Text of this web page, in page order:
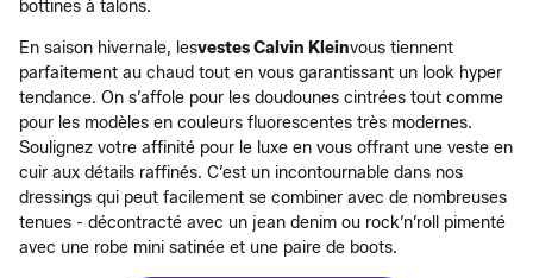
bottines à talons.
En saison hivernale, lesvestes Calvin Kleinvous tiennent
parfaitement au chaud tout en vous garantissant un look hyper
tendance. On s’affole pour les doudounes cintrées tout comme
pour les modèles en couleurs fluorescentes très modernes.
Soulignez votre affinité pour le luxe en vous offrant une veste en
cuir aux détails raffinés. C’est un incontournable dans nos
dressings qui peut facilement se combiner avec de nombreuses
tenues - décontracté avec un jean denim ou rock’n’roll pimenté
avec une robe mini satinée et une paire de boots.